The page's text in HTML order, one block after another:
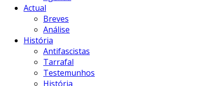
Actual
Breves
Análise
História
Antifascistas
Tarrafal
Testemunhos
História